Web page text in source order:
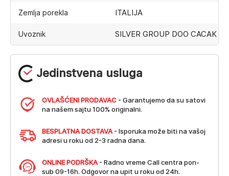
Jedinstvena usluga
OVLAŠĆENI PRODAVAC - Garantujemo da su satovi
na našem sajtu 100% originalni.
BESPLATNA DOSTAVA - Isporuka može biti na vašoj
adresi u roku od 2-3 radna dana.
ONLINE PODRŠKA - Radno vreme Call centra pon-
sub 09-16h. Odgovor na upit u roku od 24h.
Zemlja porekla ITALIJA
Uvoznik SILVER GROUP DOO CACAK